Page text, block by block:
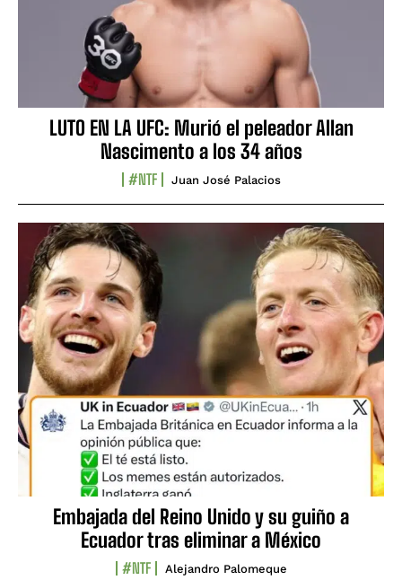
LUTO EN LA UFC: Murió el peleador Allan
Nascimento a los 34 años
#NTF Juan José Palacios
Embajada del Reino Unido y su guiño a
Ecuador tras eliminar a México
#NTF Alejandro Palomeque